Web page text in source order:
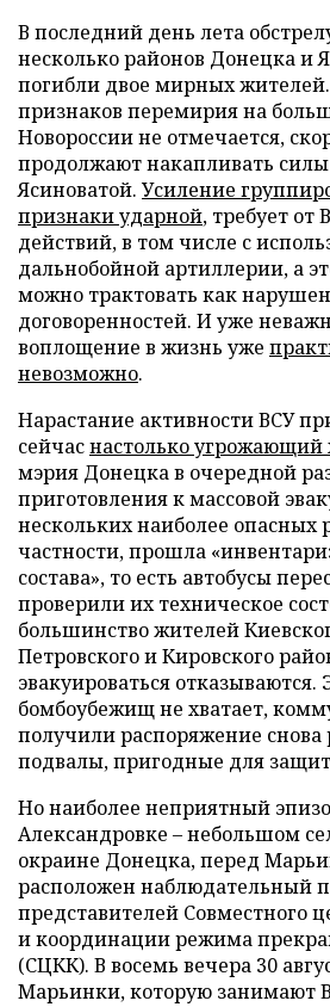
В последний день лета
несколько районов Донецка и
погибли двое мирных
признаков перемирия на
Новороссии не отмечается,
продолжают накапливать
Ясиноватой. Усиление
признаки ударной, требует от
действий, в том числе с
дальнобойной артиллерии, а
можно трактовать как
договоренностей. И уже
воплощение в жизнь уже
невозможно.
Нарастание активности ВСУ
сейчаснастолько угрожающий
мэрия Донецка в очередной
приготовления к массовой
нескольких наиболее опасных
частности, прошла
состава», то есть автобусы
проверили их техническое
большинство жителей
Петровского и Кировского
эвакуироваться
бомбоубежищ не хватает,
получили распоряжение снова
подвалы, пригодные для
Но наиболее неприятный
Александровке – небольшом
окраине Донецка, перед
расположен наблюдательный
представителей Совместного
и координации режима
(СЦКК). В восемь вечера 30
Марьинки, которую занимают